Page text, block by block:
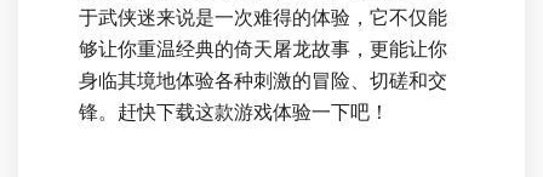
于武侠迷来说是一次难得的体验，它不仅能
够让你重温经典的倚天屠龙故事，更能让你
身临其境地体验各种刺激的冒险、切磋和交
锋。赶快下载这款游戏体验一下吧！